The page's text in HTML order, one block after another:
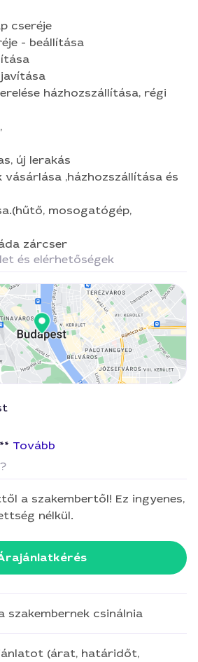
zárcser
cseréje
- beállítása
házhozszállítása, régi
új lerakás
,házhozszállítása és
mosogatógép,
zárcser
és elérhetőségek
Tovább
a szakembertől! Ez ingyenes,
nélkül.
szakembernek csinálnia
(árat, határidőt,